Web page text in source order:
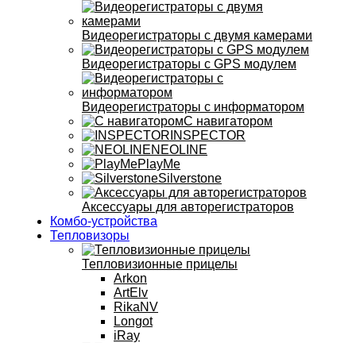
Видеорегистраторы с двумя камерами
Видеорегистраторы с GPS модулем
Видеорегистраторы с информатором
С навигатором
INSPECTOR
NEOLINE
PlayMe
Silverstone
Аксессуары для авторегистраторов
Комбо-устройства
Тепловизоры
Тепловизионные прицелы
Arkon
ArtElv
RikaNV
Longot
iRay